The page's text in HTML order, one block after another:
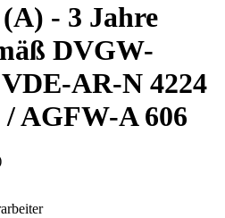
- 3 Jahre
DVGW-
AR-N 4224
AGFW-A 606